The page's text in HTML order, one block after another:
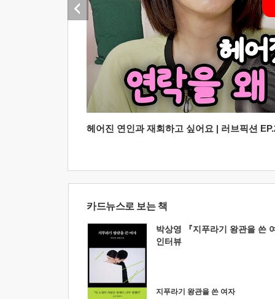
헤어진 연인과 재회하고 싶어요 | 러브픽션
카드뉴스로 보는 책
박상영 『지푸라기 왕관을 쓴
인터뷰
지푸라기 왕관을 쓴 여자